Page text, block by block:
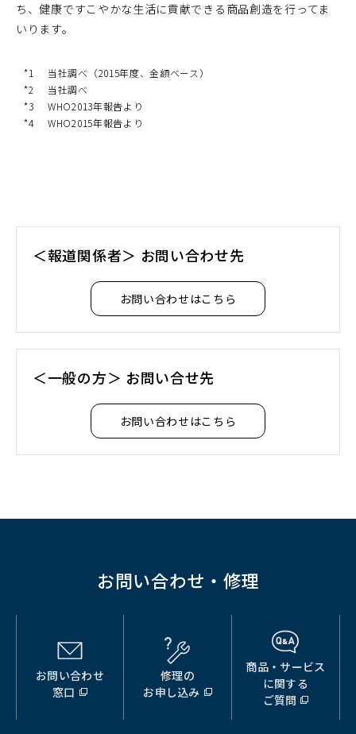
ち、健康ですこやかな生活に貢献できる商品創造を行ってま
いります。
*1
当社調べ（2015年度、金額ベース）
*2
当社調べ
*3
WHO2013年報告より
*4
WHO2015年報告より
＜報道関係者＞ お問い合わせ先
お問い合わせはこちら
＜一般の方＞ お問い合せ先
お問い合わせはこちら
お問い合わせ・修理
お問い合わせ
窓口
（別
ウ
修理の
お申し込み
（別
ウ
商品・サービス
に関する
ご質問
（別
ウ
ィ